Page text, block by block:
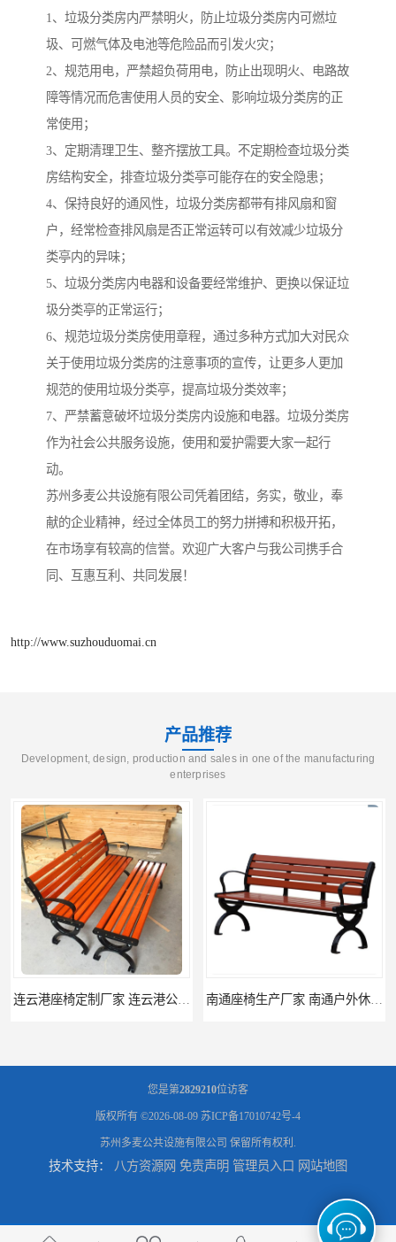
1、垃圾分类房内严禁明火，防止垃圾分类房内可燃垃
圾、可燃气体及电池等危险品而引发火灾；
2、规范用电，严禁超负荷用电，防止出现明火、电路故
障等情况而危害使用人员的安全、影响垃圾分类房的正
常使用；
3、定期清理卫生、整齐摆放工具。不定期检查垃圾分类
房结构安全，排查垃圾分类亭可能存在的安全隐患；
4、保持良好的通风性，垃圾分类房都带有排风扇和窗
户，经常检查排风扇是否正常运转可以有效减少垃圾分
类亭内的异味；
5、垃圾分类房内电器和设备要经常维护、更换以保证垃
圾分类亭的正常运行；
6、规范垃圾分类房使用章程，通过多种方式加大对民众
关于使用垃圾分类房的注意事项的宣传，让更多人更加
规范的使用垃圾分类亭，提高垃圾分类效率；
7、严禁蓄意破坏垃圾分类房内设施和电器。垃圾分类房
作为社会公共服务设施，使用和爱护需要大家一起行
动。
苏州多麦公共设施有限公司凭着团结，务实，敬业，奉
献的企业精神，经过全体员工的努力拼搏和积极开拓，
在市场享有较高的信誉。欢迎广大客户与我公司携手合
同、互惠互利、共同发展！
http://www.suzhouduomai.cn
产品推荐
Development, design, production and sales in one of the manufacturing
enterprises
南通塑料垃圾桶生产厂家 南通塑料分类垃圾桶定做 南通小区垃圾桶批发价格 连云港分类垃圾桶生产厂 连云港塑料垃圾桶 制品厂 连云港景区垃圾桶定做
您是第2829210位访客
版权所有 ©2026-08-09 苏ICP备17010742号-4
苏州多麦公共设施有限公司 保留所有权利.
技术支持： 八方资源网 免责声明 管理员入口 网站地图